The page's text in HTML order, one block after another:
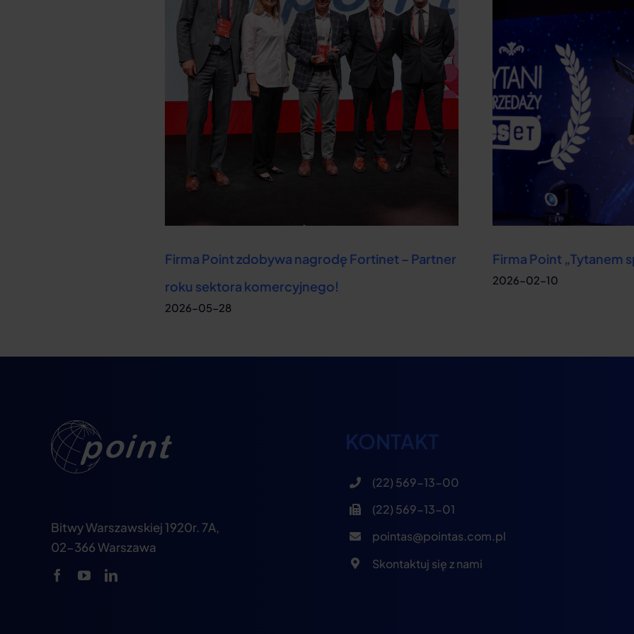
Firma Point zdobywa nagrodę Fortinet – Partner
roku sektora komercyjnego!
Firma Point „Tytanem
Bitwy Warszawskiej 1920r. 7A,
02-366 Warszawa
KONTAKT
(22) 569-13-00
(22) 569-13-01
pointas@pointas.com.pl
Skontaktuj się z nami